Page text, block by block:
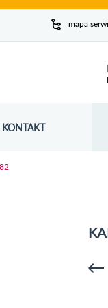
mapa
KONTAKT